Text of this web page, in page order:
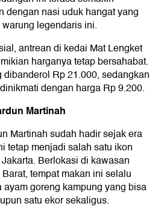
dengan nasi uduk hangat yang
legendaris ini.
antrean di kedai Mat Lengket
harganya tetap bersahabat.
Rp 21.000, sedangkan
dengan harga Rp 9.200.
Martinah
Martinah sudah hadir sejak era
tetap menjadi salah satu ikon
Berlokasi di kawasan
tempat makan ini selalu
goreng kampung yang bisa
satu ekor sekaligus.